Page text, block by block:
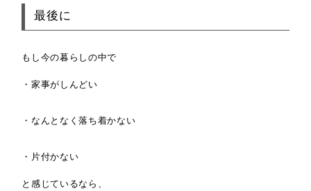
最後に
もし今の暮らしの中で
・家事がしんどい
・なんとなく落ち着かない
・片付かない
と感じているなら、